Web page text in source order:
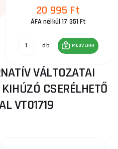
20 995 Ft
ÁFA nélkül 17 351 Ft
db MEGVENNI
VÁLTOZATAI
CSERÉLHETŐ
VT01719